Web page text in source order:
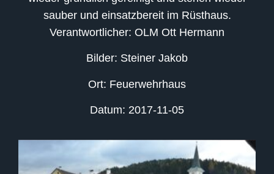
sauber und einsatzbereit im Rüsthaus.
Verantwortlicher: OLM Ott Hermann
Bilder: Steiner Jakob
Ort: Feuerwehrhaus
Datum: 2017-11-05